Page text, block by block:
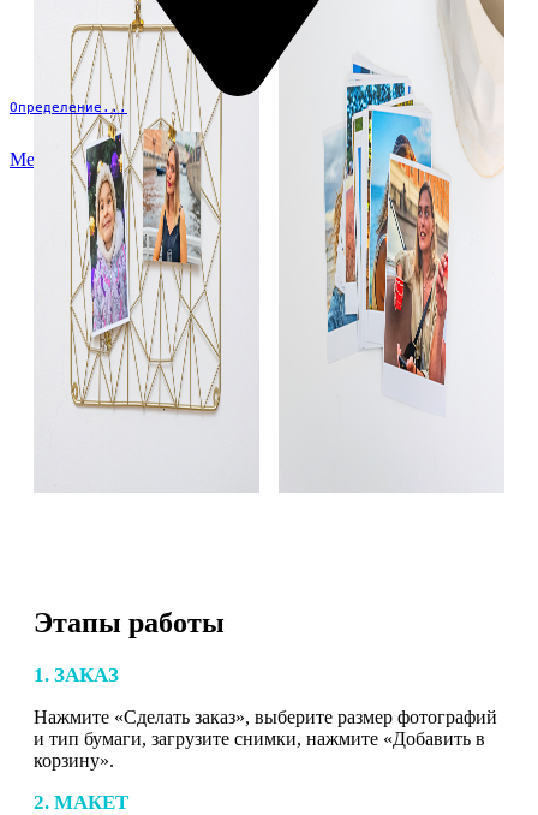
Определение...
Меню
Этапы работы
1. ЗАКАЗ
Нажмите «Сделать заказ», выберите размер фотографий
и тип бумаги, загрузите снимки, нажмите «Добавить в
корзину».
2. МАКЕТ